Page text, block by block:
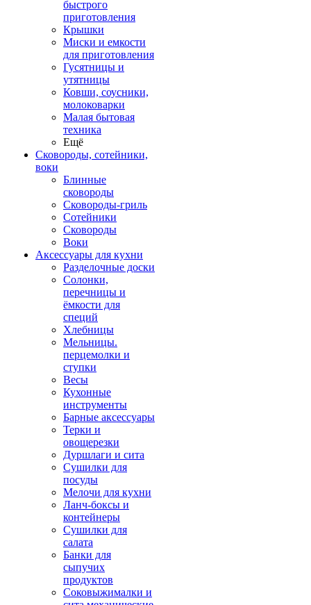
быстрого
приготовления
Крышки
Миски и емкости
для приготовления
Гусятницы и
утятницы
Ковши, соусники,
молоковарки
Малая бытовая
техника
Ещё
Сковороды, сотейники,
воки
Блинные
сковороды
Сковороды-гриль
Сотейники
Сковороды
Воки
Аксессуары для кухни
Разделочные доски
Солонки,
перечницы и
ёмкости для
специй
Хлебницы
Мельницы.
перцемолки и
ступки
Весы
Кухонные
инструменты
Барные аксессуары
Терки и
овощерезки
Дуршлаги и сита
Сушилки для
посуды
Мелочи для кухни
Ланч-боксы и
контейнеры
Сушилки для
салата
Банки для
сыпучих
продуктов
Соковыжималки и